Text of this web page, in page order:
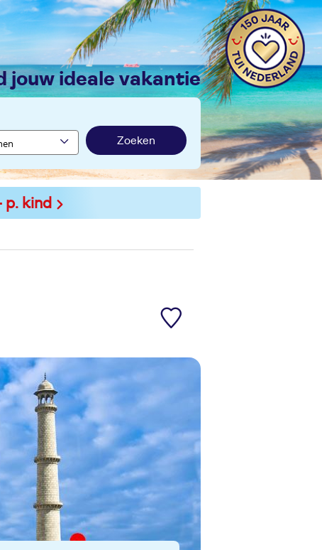
jouw ideale vakantie
Zoeken
kind